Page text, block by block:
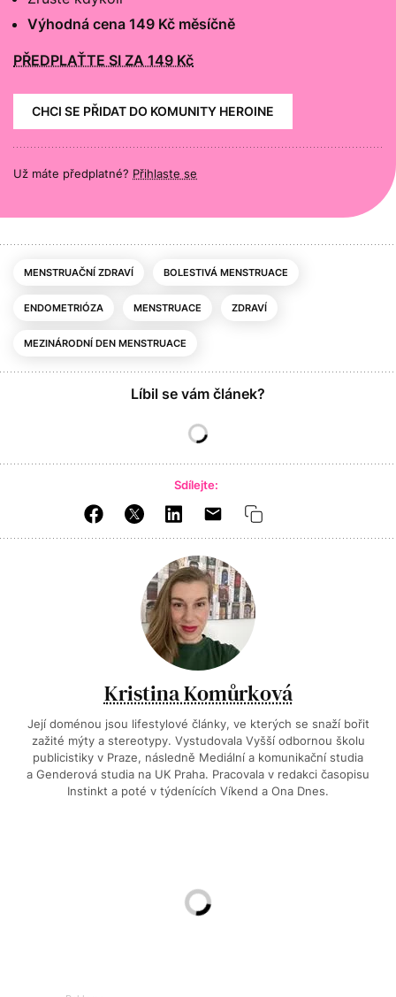
Výhodná cena 149 Kč měsíčně
PŘEDPLAŤTE SI ZA 149 Kč
CHCI SE PŘIDAT DO KOMUNITY HEROINE
Už máte předplatné? Přihlaste se
MENSTRUAČNÍ ZDRAVÍ BOLESTIVÁ MENSTRUACE
ENDOMETRIÓZA MENSTRUACE ZDRAVÍ
MEZINÁRODNÍ DEN MENSTRUACE
Líbil se vám článek?
Sdílejte:
Kristina Komůrková
Její doménou jsou lifestylové články, ve kterých se snaží bořit
zažité mýty a stereotypy. Vystudovala Vyšší odbornou školu
publicistiky v Praze, následně Mediální a komunikační studia
a Genderová studia na UK Praha. Pracovala v redakci časopisu
Instinkt a poté v týdenících Víkend a Ona Dnes.